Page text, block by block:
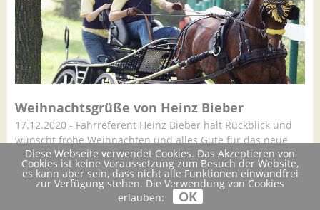
Weihnachtsgrüße von Heinz Bieber
17.12.2020 - Fahrreferent Heinz Bieber hält Rückblick und
wünscht frohe Weihnachten und alles Gute für das neue
Jahr.weiter lesen
Diese Webseite verwendet Cookies. Das Akzeptieren von
Cookies ist keine Voraussetzung zum Besuch der Website,
es kann aber sein, dass nicht alle Funktionen einwandfrei
zur Verfügung stehen. Die Verwendung von Cookies
erlauben:
OK